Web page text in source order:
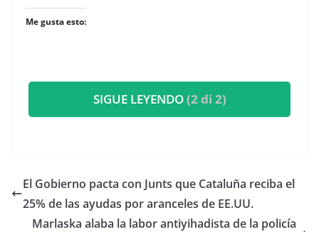
Me gusta esto:
SIGUE LEYENDO(2 di 2)
El Gobierno pacta con Junts que Cataluña reciba el
25% de las ayudas por aranceles de EE.UU.
Marlaska alaba la labor antiyihadista de la policía